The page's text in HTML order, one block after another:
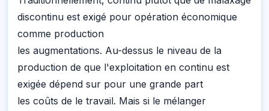
discontinu est exigé pour opération économique
comme production
les augmentations. Au-dessus le niveau de la
production de que l'exploitation en continu est
exigée dépend sur pour une grande part
les coûts de le travail. Mais si le mélanger